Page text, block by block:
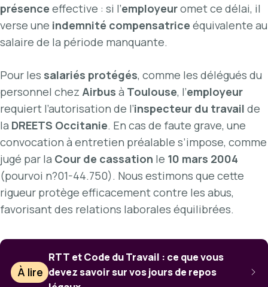
présence effective : si l’employeuromet ce délai, il
verse une indemnité compensatrice équivalente au
salaire de la période manquante.
Pour les salariés protégés, comme les délégués du
personnel chez Airbus à Toulouse, l’employeur
requiert l’autorisation de l’inspecteur du travail de
la DREETS Occitanie. En cas de faute grave, une
convocation à entretien préalable s’impose, comme
jugé par la Cour de cassation le 10 mars 2004
(pourvoi n?01-44.750). Nous estimons que cette
rigueur protège efficacement contre les abus,
favorisant des relations laborales équilibrées.
À lire
RTT et Code du Travail : ce que vous
devez savoir sur vos jours de repos